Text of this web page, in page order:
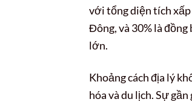
với tổng diện tích xấp
Đông, và 30% là
lớn.
Khoảng cách địa lý
hóa và du lịch. Sự